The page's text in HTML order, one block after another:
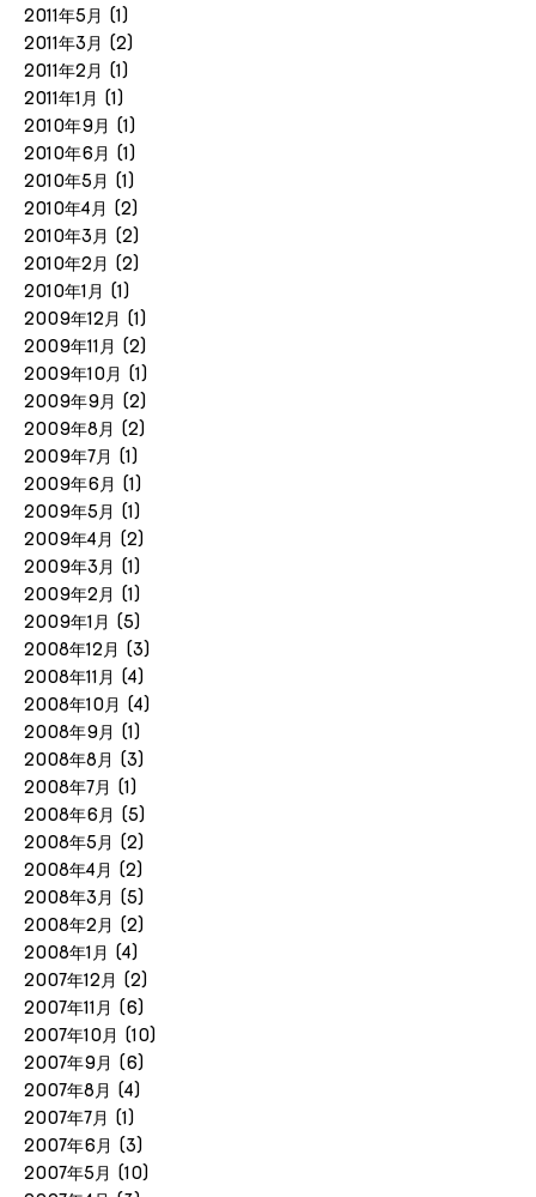
2011年5月 (1)
2011年3月 (2)
2011年2月 (1)
2011年1月 (1)
2010年9月 (1)
2010年6月 (1)
2010年5月 (1)
2010年4月 (2)
2010年3月 (2)
2010年2月 (2)
2010年1月 (1)
2009年12月 (1)
2009年11月 (2)
2009年10月 (1)
2009年9月 (2)
2009年8月 (2)
2009年7月 (1)
2009年6月 (1)
2009年5月 (1)
2009年4月 (2)
2009年3月 (1)
2009年2月 (1)
2009年1月 (5)
2008年12月 (3)
2008年11月 (4)
2008年10月 (4)
2008年9月 (1)
2008年8月 (3)
2008年7月 (1)
2008年6月 (5)
2008年5月 (2)
2008年4月 (2)
2008年3月 (5)
2008年2月 (2)
2008年1月 (4)
2007年12月 (2)
2007年11月 (6)
2007年10月 (10)
2007年9月 (6)
2007年8月 (4)
2007年7月 (1)
2007年6月 (3)
2007年5月 (10)